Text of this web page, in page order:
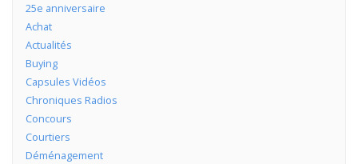
25e anniversaire
Achat
Actualités
Buying
Capsules Vidéos
Chroniques Radios
Concours
Courtiers
Déménagement